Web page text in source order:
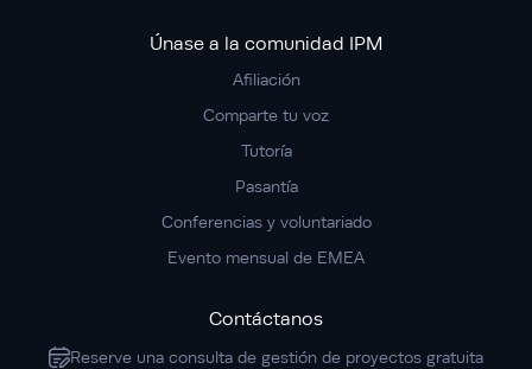
Únase a la comunidad IPM
Afiliación
Comparte tu voz
Tutoría
Pasantía
Conferencias y voluntariado
Evento mensual de EMEA
Contáctanos
Reserve una consulta de gestión de proyectos gratuita